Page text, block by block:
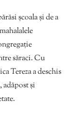
școala și de a
săraci. Cu
Tereza a deschis
adăpost și